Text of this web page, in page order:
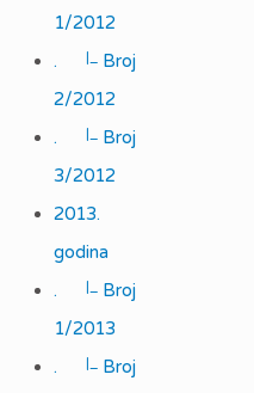
1/2012
.
|_
Broj
2/2012
.
|_
Broj
3/2012
2013.
godina
.
|_
Broj
1/2013
.
|_
Broj